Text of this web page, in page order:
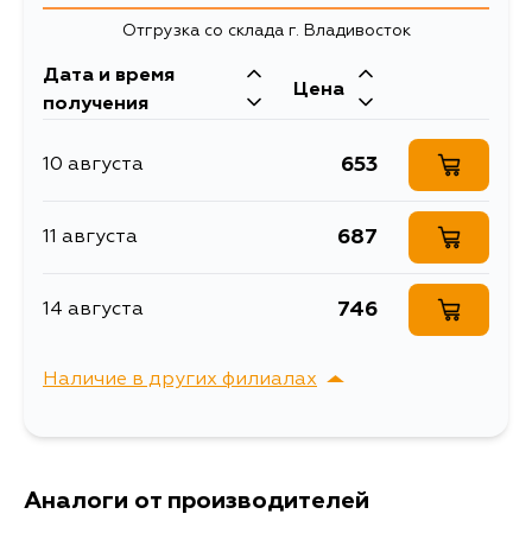
Длина упаковки, мм
Масса, кг 0.16
Описание Фильтр воздушный
Расширенное описание
Воздушный фильтр
A202J MASUMA
NISSAN/ X-TRAIL, JUKE
2010- (1/40) Пропитка
воздушные фильтры
Ширина упаковки, мм
Отгрузка со склада г. Владивосток
Дата и время
получения
Цена
10 августа 653
11 августа 687
14 августа 746
Наличие в других филиалах
г. Владивосток,
Аналоги от производителей